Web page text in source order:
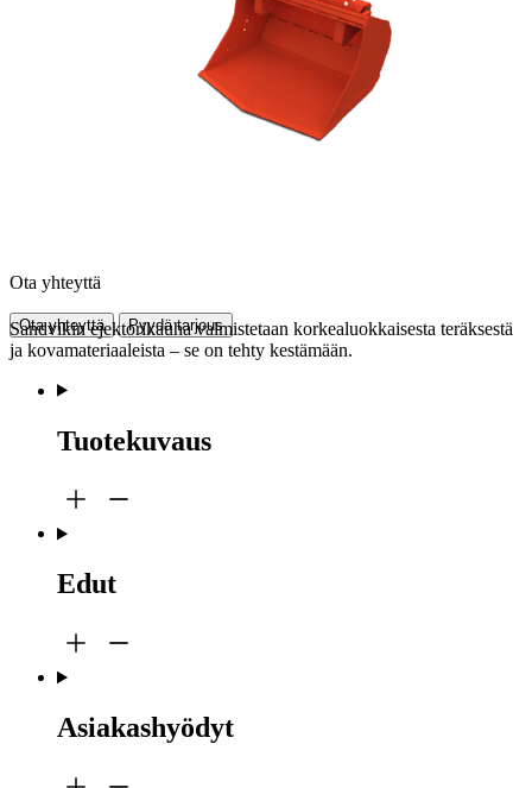
Ota yhteyttä
Ota yhteyttä Pyydä tarjous
Sandvikin ejektorikauha valmistetaan korkealuokkaisesta teräksestä
ja kovamateriaaleista – se on tehty kestämään.
Tuotekuvaus
Edut
Asiakashyödyt